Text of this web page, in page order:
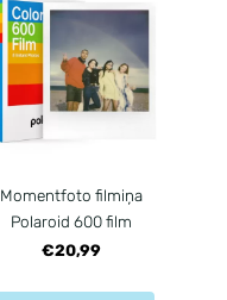
Momentfoto filmiņa
Polaroid 600 film
€20,99